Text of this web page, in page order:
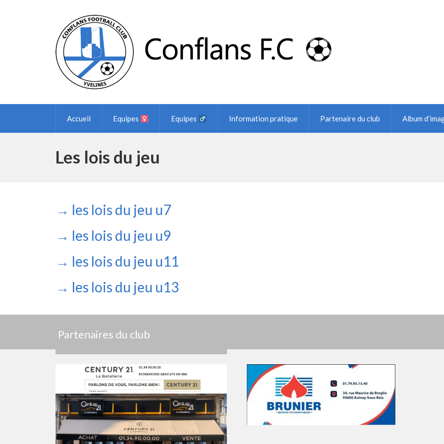
Accueil Equipes Equipes Information pratique Partenaire du club Album
Les lois du jeu
→ les lois du jeu u7
→ les lois du jeu u9
→ les lois du jeu u11
→ les lois du jeu u13
Partenaires du club